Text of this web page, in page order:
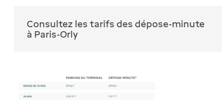
Consultez les tarifs des dépose-minute
à Paris-Orly